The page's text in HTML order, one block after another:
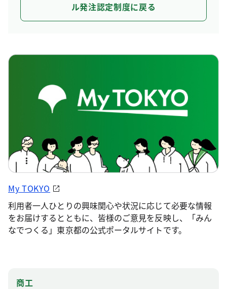
ル発注認定制度に戻る
My TOKYO
利用者一人ひとりの興味関心や状況に応じて必要な情報
をお届けするとともに、皆様のご意見を反映し、「みん
なでつくる」東京都の公式ポータルサイトです。
商工